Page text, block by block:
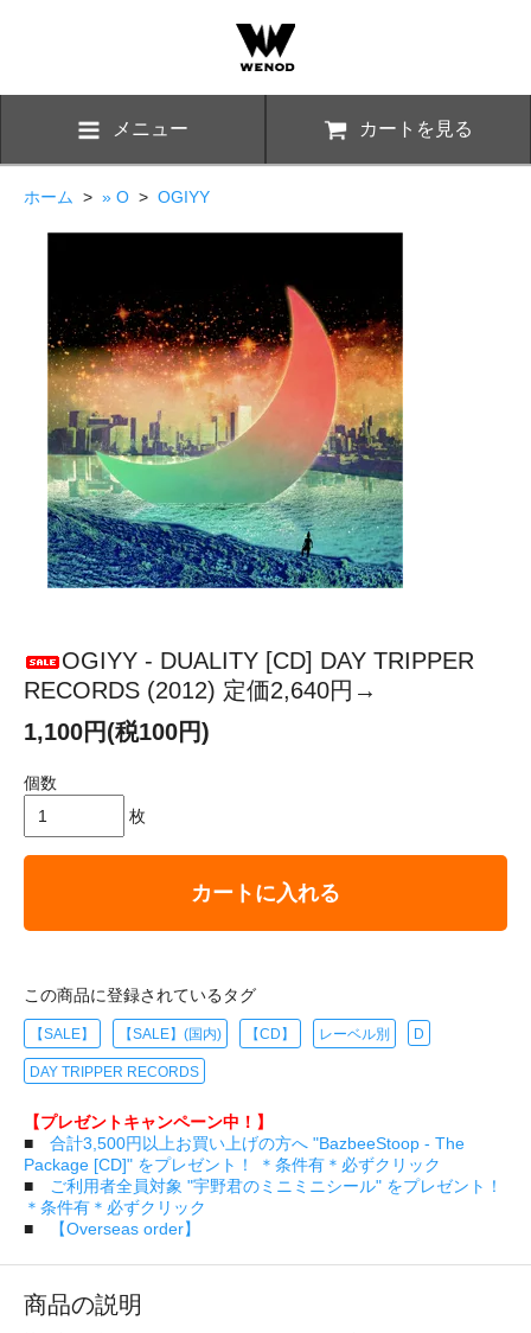
メニュー カートを見る
ホーム > » O > OGIYY
OGIYY - DUALITY [CD] DAY TRIPPER
RECORDS (2012) 定価2,640円→
1,100円(税100円)
個数
枚
カートに入れる
この商品に登録されているタグ
【SALE】 【SALE】(国内) 【CD】 レーベル別 D
DAY TRIPPER RECORDS
【プレゼントキャンペーン中！】
■ 合計3,500円以上お買い上げの方へ "BazbeeStoop - The
Package [CD]" をプレゼント！ ＊条件有＊必ずクリック
■
ご利用者全員対象 "宇野君のミニミニシール" をプレゼント！
＊条件有＊必ずクリック
■
【Overseas order】
商品の説明